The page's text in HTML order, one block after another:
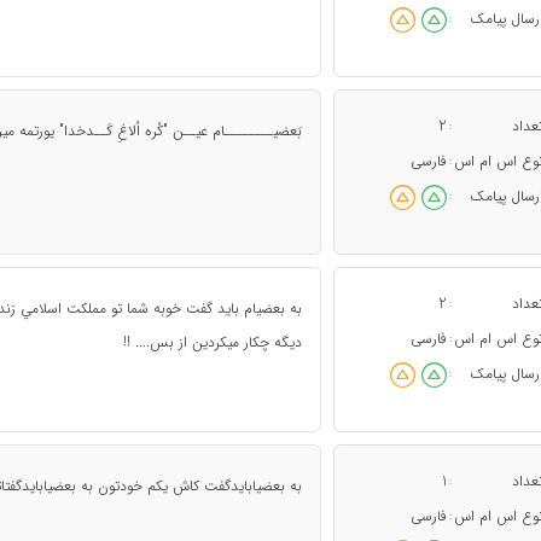
پیامک :
:
2
اس ام اس : فارسی
پیامک
:
بَعضیــــــــام عیــن "کُره اُلاغِ کَــدخدا" یورتمه
:
2
اس ام اس : فارسی
پیامک
:
به بعضيام بايد گفت خوبه شما تو مملكت اسلامي
ديگه چكار ميكردين از بس.... !!
:
1
اس ام اس : فارسی
به بعضیابایدگفت کاش یکم خودتون به